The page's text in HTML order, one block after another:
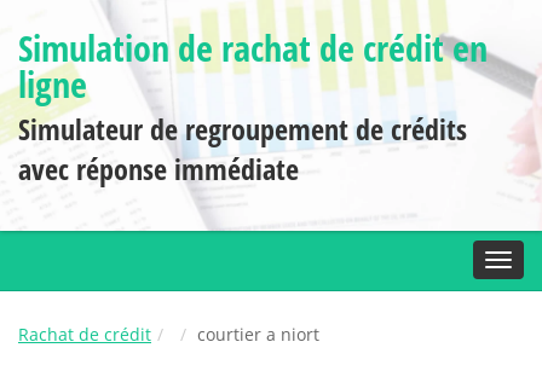
Simulation de rachat de crédit en
ligne
Simulateur de regroupement de crédits
avec réponse immédiate
Rachat de crédit courtier a niort